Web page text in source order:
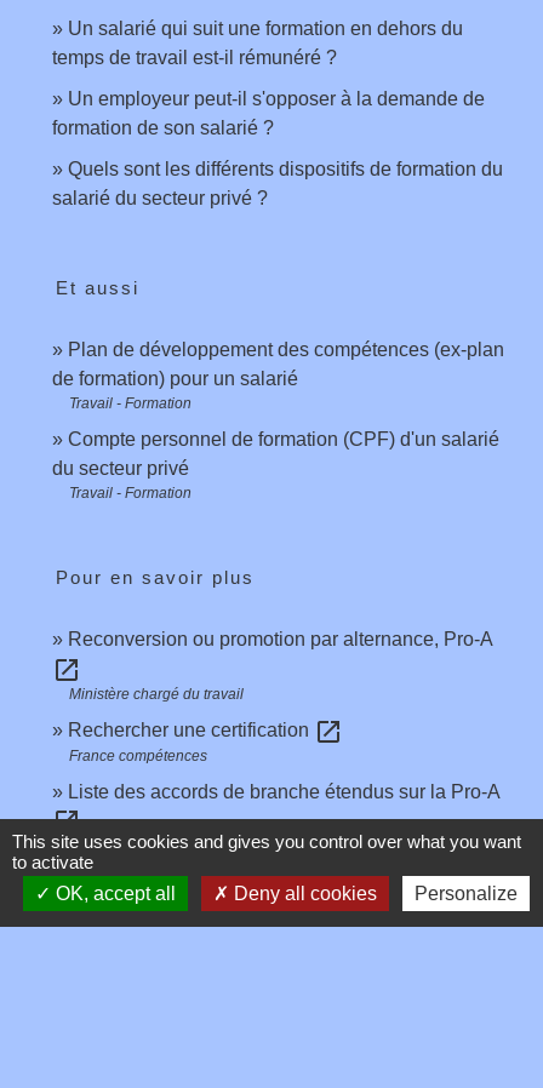
Un salarié qui suit une formation en dehors du
temps de travail est-il rémunéré ?
Un employeur peut-il s'opposer à la demande de
formation de son salarié ?
Quels sont les différents dispositifs de formation du
salarié du secteur privé ?
Et aussi
Plan de développement des compétences (ex-plan
de formation) pour un salarié
Travail - Formation
Compte personnel de formation (CPF) d'un salarié
du secteur privé
Travail - Formation
Pour en savoir plus
Reconversion ou promotion par alternance, Pro-A
open_in_new
Ministère chargé du travail
Rechercher une certification open_in_new
France compétences
Liste des accords de branche étendus sur la Pro-A
open_in_new
Centre pour le développement de l'information sur la formation
(Centre Inffo)
Signaler une erreur sur cette page
This site uses cookies and gives you control over what you want
to activate
OK, accept all
Deny all cookies Personalize